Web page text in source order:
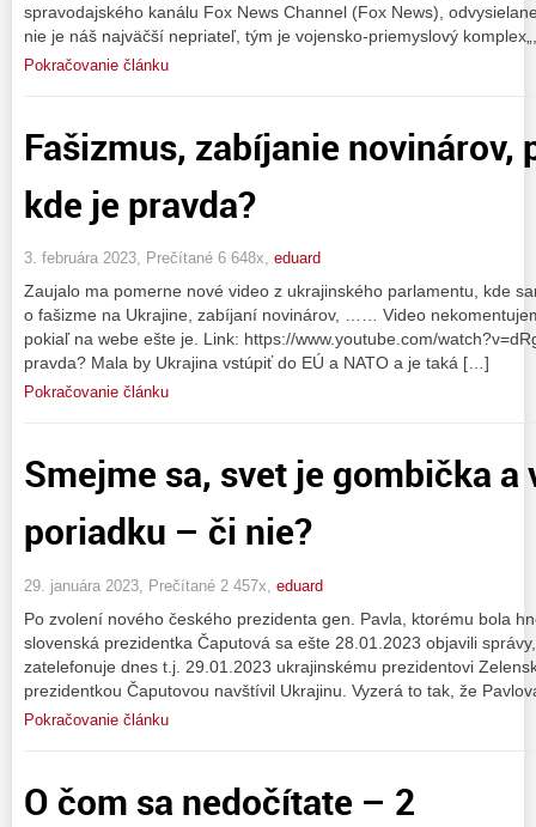
spravodajského kanálu Fox News Channel (Fox News),
nie je náš najväčší nepriateľ, tým je vojensko-priemyslový
Pokračovanie článku
Fašizmus, zabíjanie novinárov,
kde je pravda?
3. februára 2023, Prečítané 6 648x, eduard
Zaujalo ma pomerne nové video z ukrajinského parlamentu, kde
o fašizme na Ukrajine, zabíjaní novinárov, …… Video
pokiaľ na webe ešte je. Link: https://www.youtube.com/
pravda? Mala by Ukrajina vstúpiť do EÚ a NATO a je taká […]
Pokračovanie článku
Smejme sa, svet je gombička a
poriadku – či nie?
29. januára 2023, Prečítané 2 457x, eduard
Po zvolení nového českého prezidenta gen. Pavla, ktorému bola
slovenská prezidentka Čaputová sa ešte 28.01.2023 objavili
zatelefonuje dnes t.j. 29.01.2023 ukrajinskému prezidentovi
prezidentkou Čaputovou navštívil Ukrajinu. Vyzerá to tak, že
Pokračovanie článku
O čom sa nedočítate – 2